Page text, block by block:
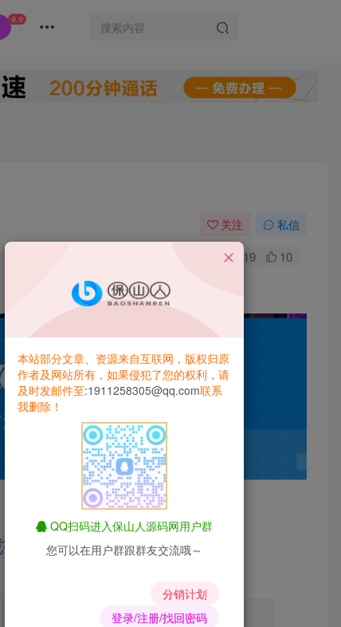
9.9
关注 私信
219 10
本站部分文章、资源来自互联网，版权归原
作者及网站所有，如果侵犯了您的权利，请
及时发邮件至:1911258305@qq.com联系
我删除！
QQ扫码进入保山人源码网用户群
您可以在用户群跟群友交流哦～
分销计划
登录/注册/找回密码